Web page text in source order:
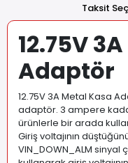
Taksit
12.75V
Adaptör
12.75V 3A Metal Kasa
adaptör. 3 ampere
ürünlerle bir arada
Giriş voltajının
VIN_DOWN_ALM sinyal